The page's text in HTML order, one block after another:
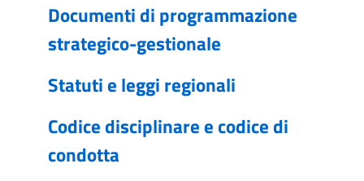
Documenti di programmazione
strategico-gestionale
Statuti e leggi regionali
Codice disciplinare e codice di
condotta